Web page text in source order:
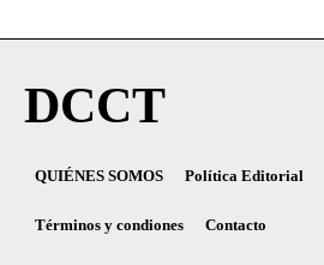
DCCT
QUIÉNES SOMOS Política Editorial
Términos y condiones Contacto